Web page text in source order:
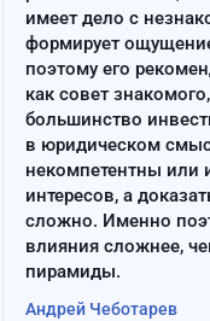
имеет дело с
формирует
поэтому его
как совет
большинство
в юридическом
некомпетентны или
интересов, а
сложно. Именно
влияния сложнее,
пирамиды.
Андрей Чеботарев